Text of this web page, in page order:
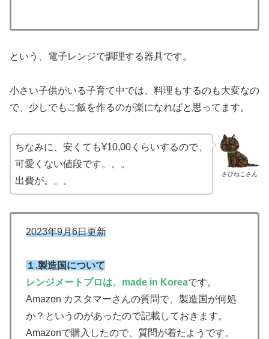
という、電子レンジで調理する器具です。
小さい子供がいる子育て中では、料理もするのも大変なの
で、少しでもご飯を作るのが楽になればと思ってます。
さびねこさん
ちなみに、安くても¥10,00くらいするので、
可愛くない値段です。。。
出費が。。。
2023年9月6日更新
１.製造国について
レンジメートプロは、made in Koreaです。
Amazon カスタマーさんの質問で、製造国が何処
か？というのがあったので記載しておきます。
Amazonで購入したので、質問が着たようです。